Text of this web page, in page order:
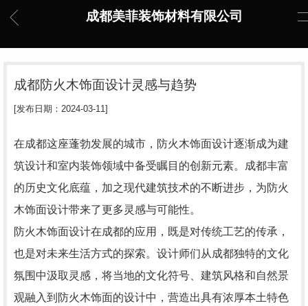
成都美菲装饰材料有限公司
成都防火木饰面设计灵感与趋势
[发布日期：2024-03-11]
在成都这座蓬勃发展的城市，防火木饰面设计逐渐成为建
筑设计和室内装饰领域中备受瞩目的创新元素。成都丰富
的历史文化底蕴，加之现代建筑技术的不断进步，为防火
木饰面设计带来了更多灵感与可能性。
防火木饰面设计在成都的应用，既是对传统工艺的传承，
也是对未来生活方式的探索。设计师们从成都独特的文化
氛围中汲取灵感，将当地的文化符号、建筑风格和自然景
观融入到防火木饰面的设计中，营造出具有浓厚本土特色